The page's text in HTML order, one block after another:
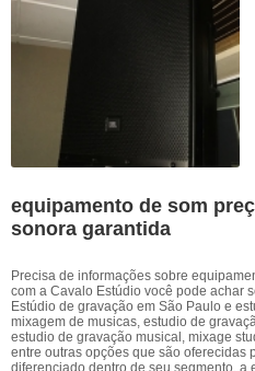
equipamento de som
sonora garantida
Precisa de informações sobre
com a Cavalo Estúdio você pode achar
Estúdio de gravação em São Paulo e
mixagem de musicas, estudio de
estudio de gravação musical, mixage
entre outras opções que são oferecidas
diferenciado dentro de seu segmento, a